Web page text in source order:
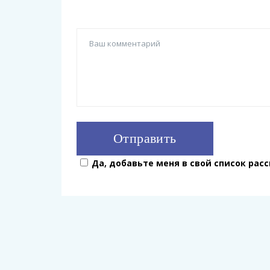
Да, добавьте меня в свой список